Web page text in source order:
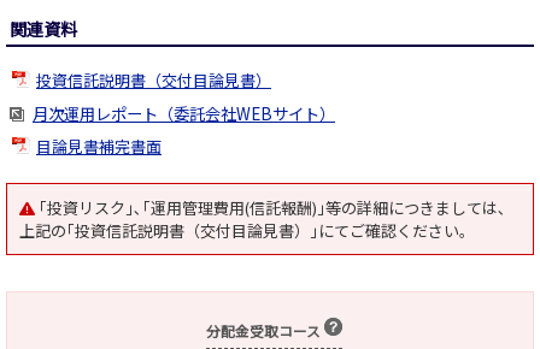
関連資料
投資信託説明書（交付目論見書）
月次運用レポート（委託会社WEBサイト）
目論見書補完書面
｢投資リスク｣､｢運用管理費用(信託報酬)｣等の詳細につきましては､
上記の｢投資信託説明書（交付目論見書）｣にてご確認ください｡
分配金受取コース